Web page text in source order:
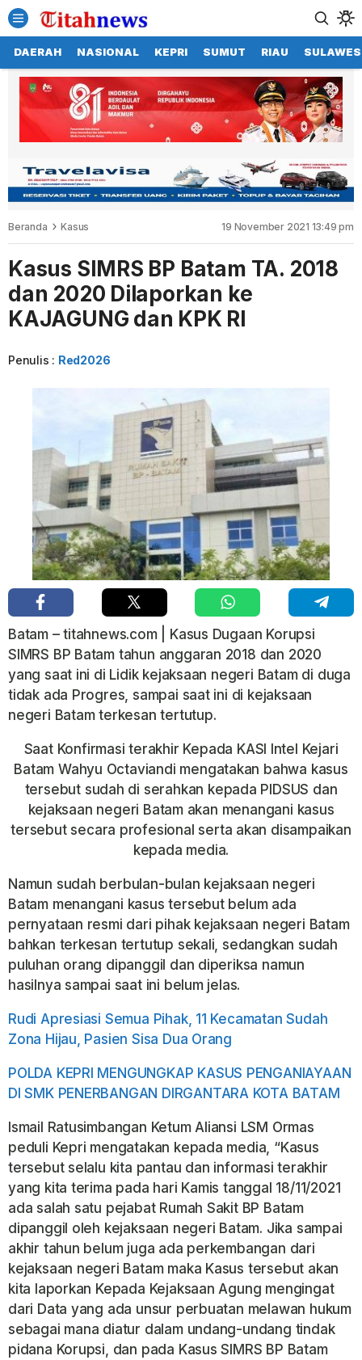
DAERAH NASIONAL KEPRI SUMUT RIAU
Beranda Kasus 19 November 2021 13:49 pm
Kasus SIMRS BP Batam TA. 2018
dan 2020 Dilaporkan ke
KAJAGUNG dan KPK RI
Penulis : Red2026
Batam – titahnews.com | Kasus Dugaan Korupsi
SIMRS BP Batam tahun anggaran 2018 dan 2020
yang saat ini di Lidik kejaksaan negeri Batam di duga
tidak ada Progres, sampai saat ini di kejaksaan
negeri Batam terkesan tertutup.
Saat Konfirmasi terakhir Kepada KASI Intel Kejari
Batam Wahyu Octaviandi mengatakan bahwa kasus
tersebut sudah di serahkan kepada PIDSUS dan
kejaksaan negeri Batam akan menangani kasus
tersebut secara profesional serta akan disampaikan
kepada media.
Namun sudah berbulan-bulan kejaksaan negeri
Batam menangani kasus tersebut belum ada
pernyataan resmi dari pihak kejaksaan negeri Batam
bahkan terkesan tertutup sekali, sedangkan sudah
puluhan orang dipanggil dan diperiksa namun
hasilnya sampai saat ini belum jelas.
Rudi Apresiasi Semua Pihak, 11 Kecamatan Sudah
Zona Hijau, Pasien Sisa Dua Orang
POLDA KEPRI MENGUNGKAP KASUS PENGANIAYAAN
DI SMK PENERBANGAN DIRGANTARA KOTA BATAM
Ismail Ratusimbangan Ketum Aliansi LSM Ormas
peduli Kepri mengatakan kepada media, “Kasus
tersebut selalu kita pantau dan informasi terakhir
yang kita terima pada hari Kamis tanggal 18/11/2021
ada salah satu pejabat Rumah Sakit BP Batam
dipanggil oleh kejaksaan negeri Batam. Jika sampai
akhir tahun belum juga ada perkembangan dari
kejaksaan negeri Batam maka Kasus tersebut akan
kita laporkan Kepada Kejaksaan Agung mengingat
dari Data yang ada unsur perbuatan melawan hukum
sebagai mana diatur dalam undang-undang tindak
pidana Korupsi, dan pada Kasus SIMRS BP Batam